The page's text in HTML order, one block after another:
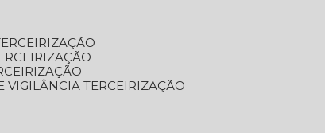
VIGILÂNCIA TERCEIRIZAÇÃO